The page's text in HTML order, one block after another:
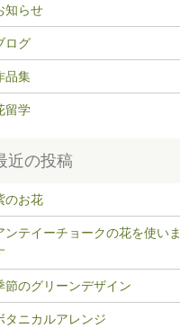
知らせ
ログ
品集
留学
のお花
ンテイーチョークの花を使いま
節のグリーンデザイン
タニカルアレンジ